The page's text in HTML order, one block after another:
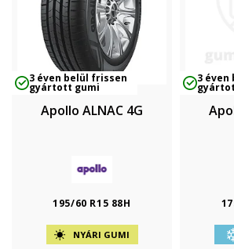
3 éven belül frissen
gyártott gumi
Apollo ALNAC 4G
195/60 R15 88H
NYÁRI GUMI
3